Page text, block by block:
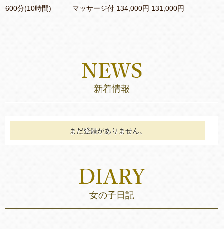
600分(10時間) マッサージ付 134,000円 131,000円
新着情報
まだ登録がありません。
女の子日記